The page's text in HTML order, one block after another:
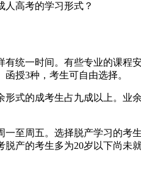
统一时间。有些专业的课
授3种，考生可自由选择。
式的成考生占九成以上。
至周五。选择脱产学习的
产的考生多为20岁以下尚